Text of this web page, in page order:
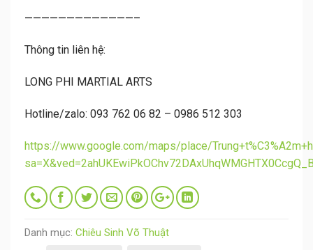
—————————————–
Thông tin liên hệ:
LONG PHI MARTIAL ARTS
Hotline/zalo: 093 762 06 82 – 0986 512 303
https://www.google.com/maps/place/
Danh mục: Chiêu Sinh Võ Thuật